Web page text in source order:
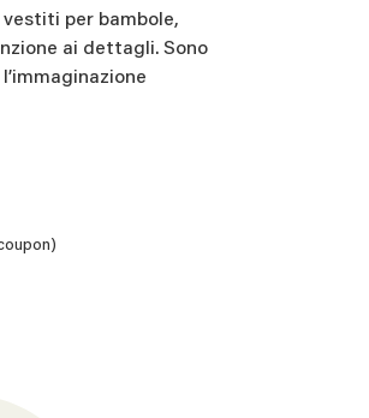
per bambole,
ai dettagli. Sono